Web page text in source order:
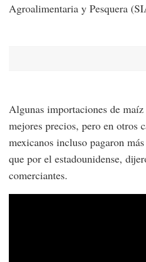
Agroalimentaria y Pesquera
Algunas importaciones de
mejores precios, pero en otros
mexicanos incluso pagaron
que por el estadounidense,
comerciantes.